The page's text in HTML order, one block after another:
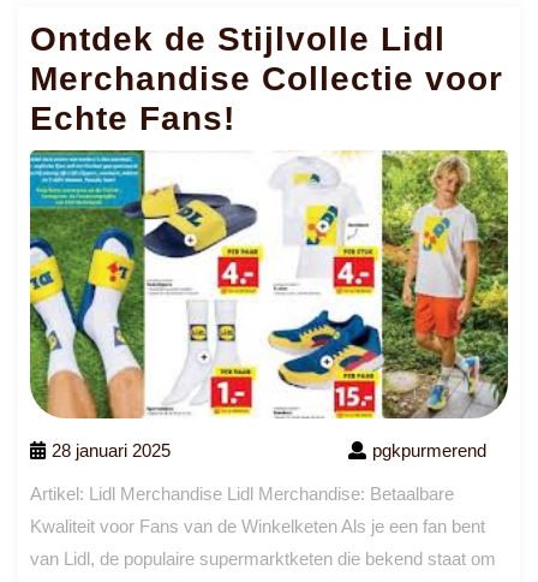
Ontdek de Stijlvolle Lidl
Merchandise Collectie voor
Echte Fans!
28 januari 2025 pgkpurmerend
Artikel: Lidl Merchandise Lidl Merchandise: Betaalbare
Kwaliteit voor Fans van de Winkelketen Als je een fan bent
van Lidl, de populaire supermarktketen die bekend staat om